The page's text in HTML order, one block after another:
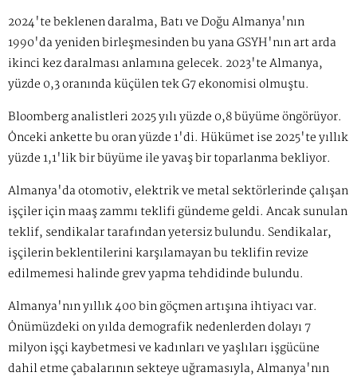
2024'te beklenen daralma, Batı ve Doğu Almanya'nın
1990'da yeniden birleşmesinden bu yana GSYH'nın art arda
ikinci kez daralması anlamına gelecek. 2023'te Almanya,
yüzde 0,3 oranında küçülen tek G7 ekonomisi olmuştu.
Bloomberg analistleri 2025 yılı yüzde 0,8 büyüme öngörüyor.
Önceki ankette bu oran yüzde 1'di. Hükümet ise 2025'te yıllık
yüzde 1,1'lik bir büyüme ile yavaş bir toparlanma bekliyor.
Almanya'da otomotiv, elektrik ve metal sektörlerinde çalışan
işçiler için maaş zammı teklifi gündeme geldi. Ancak sunulan
teklif, sendikalar tarafından yetersiz bulundu. Sendikalar,
işçilerin beklentilerini karşılamayan bu teklifin revize
edilmemesi halinde grev yapma tehdidinde bulundu.
Almanya'nın yıllık 400 bin göçmen artışına ihtiyacı var.
Önümüzdeki on yılda demografik nedenlerden dolayı 7
milyon işçi kaybetmesi ve kadınları ve yaşlıları işgücüne
dahil etme çabalarının sekteye uğramasıyla, Almanya'nın